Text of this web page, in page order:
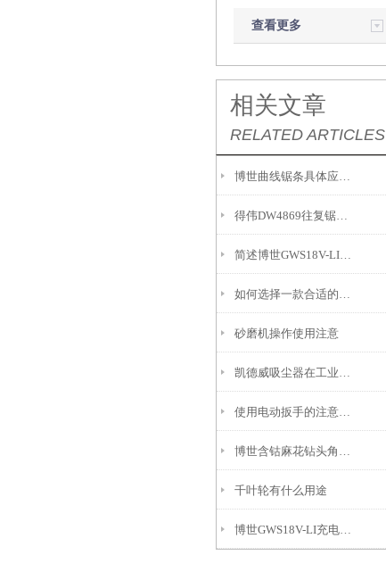
查看更多
相关文章
RELATED ARTICLES
得伟DW4869往复锯条：精密齿形与高效切割的融合
简述博世GWS18V-LI充电角磨机使用注意事项
砂磨机操作使用注意
使用电动扳手的注意事项
千叶轮有什么用途
博世GWS18V-LI充电角磨机的特点及附件